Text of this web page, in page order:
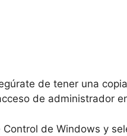
de tener una
de administrador
de Windows y